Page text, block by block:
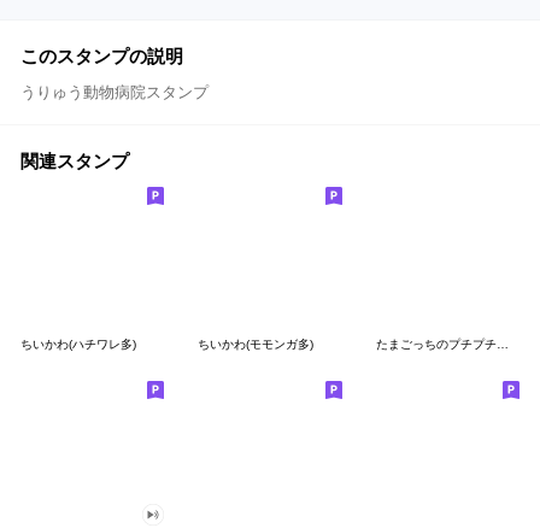
このスタンプの説明
うりゅう動物病院スタンプ
関連スタンプ
ちいかわ(ハチワレ多) ちいかわ(モモンガ多) たまごっちのプチプチおみせっち